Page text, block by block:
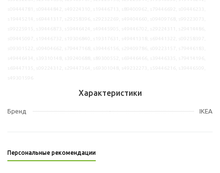
Характеристики
Бренд IKEA
Персональные рекомендации